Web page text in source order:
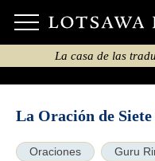
La casa de las
La Oración de
Oraciones Guru